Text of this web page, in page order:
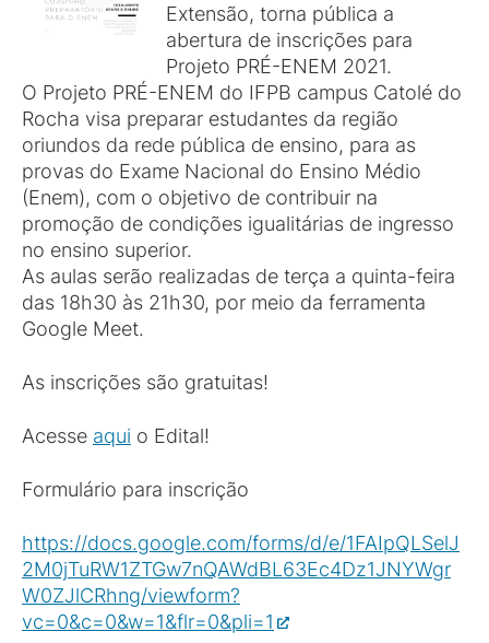
Extensão, torna pública a
abertura de inscrições para
Projeto PRÉ-ENEM 2021.
O Projeto PRÉ-ENEM do IFPB campus Catolé do
Rocha visa preparar estudantes da região
oriundos da rede pública de ensino, para as
provas do Exame Nacional do Ensino Médio
(Enem), com o objetivo de contribuir na
promoção de condições igualitárias de ingresso
no ensino superior.
As aulas serão realizadas de terça a quinta-feira
das 18h30 às 21h30, por meio da ferramenta
Google Meet.
As inscrições são gratuitas!
Acesse aqui o Edital!
Formulário para inscrição
https://docs.google.com/forms/d/e/1FAIpQLSelJ
2M0jTuRW1ZTGw7nQAWdBL63Ec4Dz1JNYWgr
W0ZJlCRhng/viewform?
vc=0&c=0&w=1&flr=0&pli=1